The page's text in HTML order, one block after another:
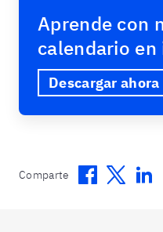
Aprende con
calendario
Descargar ahora
Comparte Facebook
Twitter